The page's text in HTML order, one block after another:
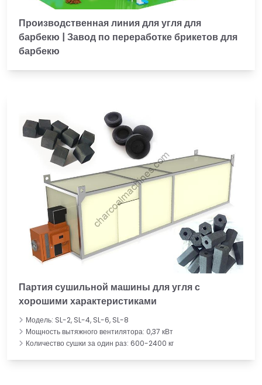
Производственная линия для угля для
барбекю | Завод по переработке брикетов для
барбекю
Партия сушильной машины для угля с
хорошими характеристиками
Модель: SL-2, SL-4, SL-6, SL-8
Мощность вытяжного вентилятора: 0,37 кВт
Количество сушки за один раз: 600-2400 кг